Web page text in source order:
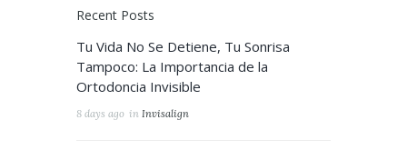
Recent Posts
Tu Vida No Se Detiene, Tu Sonrisa
Tampoco: La Importancia de la
Ortodoncia Invisible
8 days ago in Invisalign